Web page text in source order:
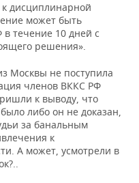
дисциплинарной
может быть
течение 10 дней с
решения».
Москвы не поступила
членов ВККС РФ
к выводу, что
либо он не доказан,
за банальным
к
А может, усмотрели в